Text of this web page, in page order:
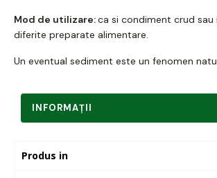
Mod de utilizare:ca si condiment crud sau
diferite preparate alimentare.
Un eventual sediment este un fenomen
INFORMAŢII
Produs in